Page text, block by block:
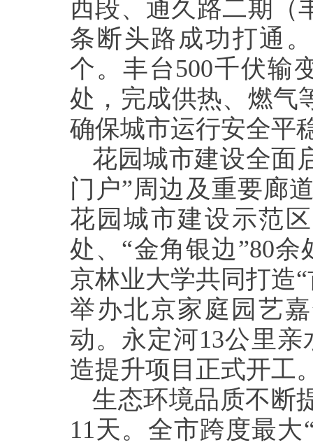
西段、通久路二期（
条断头路成功打通
个。丰台500千伏输
处，完成供热、燃气
确保城市运行安全平
花园城市建设全面
门户”周边及重要廊
花园城市建设示范
处、“金角银边”80
京林业大学共同打造
举办北京家庭园艺
动。永定河13公里
造提升项目正式开工
生态环境品质不断
11天。全市跨度最